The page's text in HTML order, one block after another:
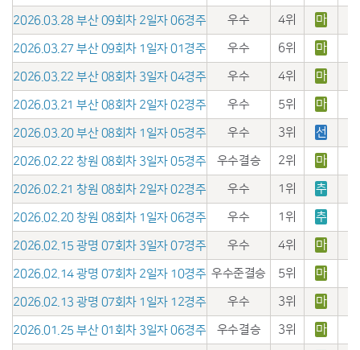
2026.03.28 부산 09회차 2일자 06경주 우수 4위 마
2026.03.27 부산 09회차 1일자 01경주 우수 6위 마
2026.03.22 부산 08회차 3일자 04경주 우수 4위 마
2026.03.21 부산 08회차 2일자 02경주 우수 5위 마
2026.03.20 부산 08회차 1일자 05경주 우수 3위 선
2026.02.22 창원 08회차 3일자 05경주 우수결승 2위 마
2026.02.21 창원 08회차 2일자 02경주 우수 1위 추
2026.02.20 창원 08회차 1일자 06경주 우수 1위 추
2026.02.15 광명 07회차 3일자 07경주 우수 4위 마
2026.02.14 광명 07회차 2일자 10경주 우수준결승 5위 마
2026.02.13 광명 07회차 1일자 12경주 우수 3위 마
2026.01.25 부산 01회차 3일자 06경주 우수결승 3위 마